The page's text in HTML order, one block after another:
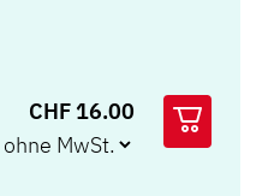
CHF 16.00